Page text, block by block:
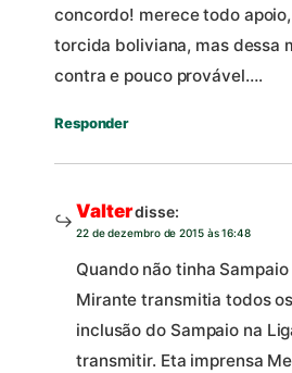
concordo! merece todo
torcida boliviana, mas dessa
contra e pouco provável….
Responder
Valterdisse:
22 de dezembro de 2015 às 16:48
Quando não tinha
Mirante transmitia todos
inclusão do Sampaio na
transmitir. Eta imprensa